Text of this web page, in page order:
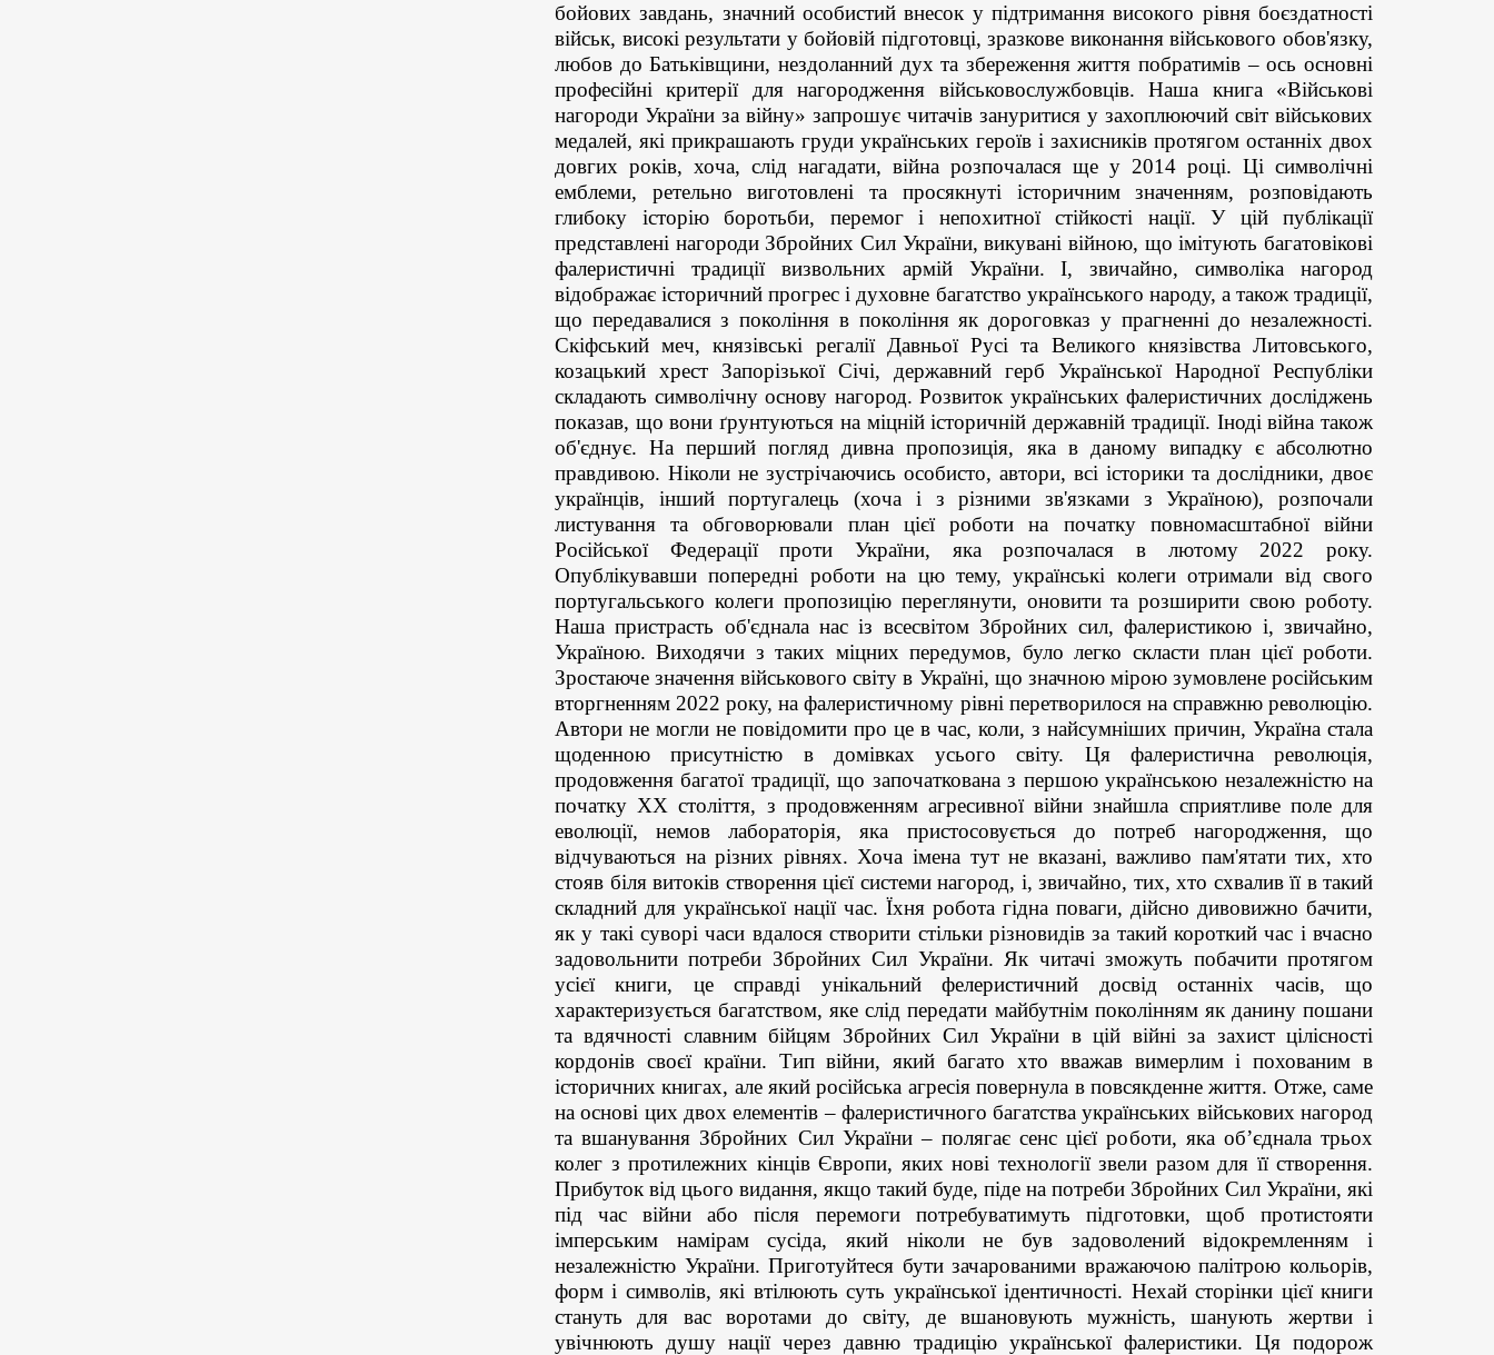
бойових завдань, значний особистий внесок у підтримання високого рівня боєздатності
військ, високі результати у бойовій підготовці, зразкове виконання військового обов'язку,
любов до Батьківщини, нездоланний дух та збереження життя побратимів – ось основні
професійні критерії для нагородження військовослужбовців. Наша книга «Військові
нагороди України за війну» запрошує читачів зануритися у захоплюючий світ військових
медалей, які прикрашають груди українських героїв і захисників протягом останніх двох
довгих років, хоча, слід нагадати, війна розпочалася ще у 2014 році. Ці символічні
емблеми, ретельно виготовлені та просякнуті історичним значенням, розповідають
глибоку історію боротьби, перемог і непохитної стійкості нації. У цій публікації
представлені нагороди Збройних Сил України, викувані війною, що імітують багатовікові
фалеристичні традиції визвольних армій України. І, звичайно, символіка нагород
відображає історичний прогрес і духовне багатство українського народу, а також традиції,
що передавалися з покоління в покоління як дороговказ у прагненні до незалежності.
Скіфський меч, князівські регалії Давньої Русі та Великого князівства Литовського,
козацький хрест Запорізької Січі, державний герб Української Народної Республіки
складають символічну основу нагород. Розвиток українських фалеристичних досліджень
показав, що вони ґрунтуються на міцній історичній державній традиції. Іноді війна також
об'єднує. На перший погляд дивна пропозиція, яка в даному випадку є абсолютно
правдивою. Ніколи не зустрічаючись особисто, автори, всі історики та дослідники, двоє
українців, інший португалець (хоча і з різними зв'язками з Україною), розпочали
листування та обговорювали план цієї роботи на початку повномасштабної війни
Російської Федерації проти України, яка розпочалася в лютому 2022 року.
Опублікувавши попередні роботи на цю тему, українські колеги отримали від свого
португальського колеги пропозицію переглянути, оновити та розширити свою роботу.
Наша пристрасть об'єднала нас із всесвітом Збройних сил, фалеристикою і, звичайно,
Україною. Виходячи з таких міцних передумов, було легко скласти план цієї роботи.
Зростаюче значення військового світу в Україні, що значною мірою зумовлене російським
вторгненням 2022 року, на фалеристичному рівні перетворилося на справжню революцію.
Автори не могли не повідомити про це в час, коли, з найсумніших причин, Україна стала
щоденною присутністю в домівках усього світу. Ця фалеристична революція,
продовження багатої традиції, що започаткована з першою українською незалежністю на
початку ХХ століття, з продовженням агресивної війни знайшла сприятливе поле для
еволюції, немов лабораторія, яка пристосовується до потреб нагородження, що
відчуваються на різних рівнях. Хоча імена тут не вказані, важливо пам'ятати тих, хто
стояв біля витоків створення цієї системи нагород, і, звичайно, тих, хто схвалив її в такий
складний для української нації час. Їхня робота гідна поваги, дійсно дивовижно бачити,
як у такі суворі часи вдалося створити стільки різновидів за такий короткий час і вчасно
задовольнити потреби Збройних Сил України. Як читачі зможуть побачити протягом
усієї книги, це справді унікальний фелеристичний досвід останніх часів, що
характеризується багатством, яке слід передати майбутнім поколінням як данину пошани
та вдячності славним бійцям Збройних Сил України в цій війні за захист цілісності
кордонів своєї країни. Тип війни, який багато хто вважав вимерлим і похованим в
історичних книгах, але який російська агресія повернула в повсякденне життя. Отже, саме
на основі цих двох елементів – фалеристичного багатства українських військових нагород
та вшанування Збройних Сил України – полягає сенс цієї роботи, яка об’єднала трьох
колег з протилежних кінців Європи, яких нові технології звели разом для її створення.
Прибуток від цього видання, якщо такий буде, піде на потреби Збройних Сил України, які
під час війни або після перемоги потребуватимуть підготовки, щоб протистояти
імперським намірам сусіда, який ніколи не був задоволений відокремленням і
незалежністю України. Приготуйтеся бути зачарованими вражаючою палітрою кольорів,
форм і символів, які втілюють суть української ідентичності. Нехай сторінки цієї книги
стануть для вас воротами до світу, де вшановують мужність, шанують жертви і
увічнюють душу нації через давню традицію української фалеристики. Ця подорож